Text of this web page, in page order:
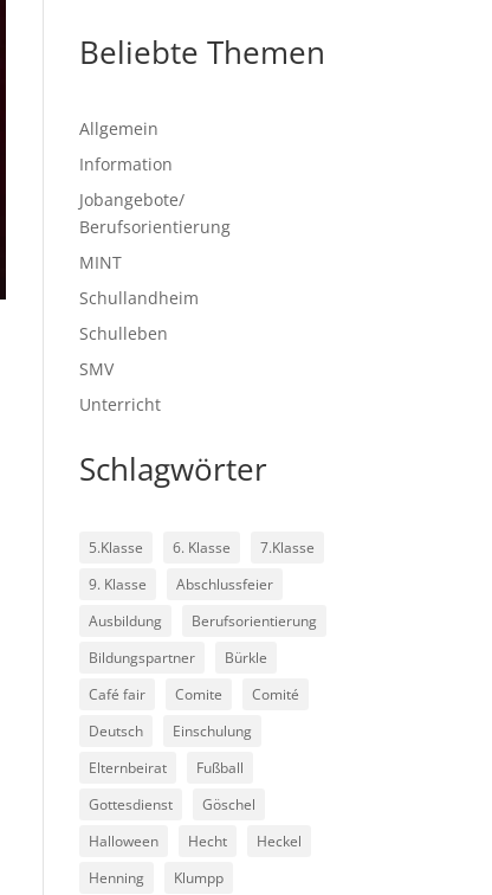
Beliebte Themen
Allgemein
Information
Jobangebote/
Berufsorientierung
MINT
Schullandheim
Schulleben
SMV
Unterricht
Schlagwörter
5.Klasse 6. Klasse
7.Klasse
9. Klasse
Abschlussfeier
Ausbildung
Berufsorientierung
Bildungspartner
Bürkle
Café fair
Comite
Comité
Deutsch
Einschulung
Elternbeirat
Fußball
Gottesdienst
Göschel
Halloween
Hecht
Heckel
Henning
Klumpp